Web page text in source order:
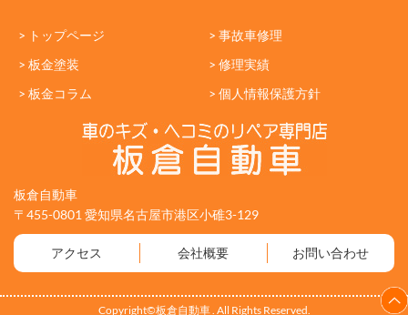
> トップページ
> 事故車修理
> 板金塗装
> 修理実績
> 板金コラム
> 個人情報保護方針
板倉自動車
〒455-0801 愛知県名古屋市港区小碓3-129
アクセス 会社概要 お問い合わせ
Copyright©板倉自動車 . All Rights Reserved.